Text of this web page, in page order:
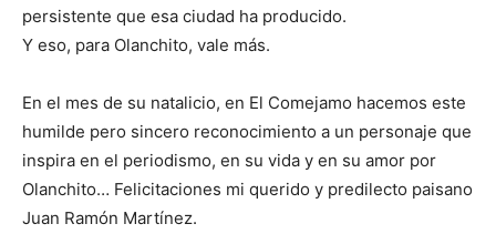
persistente que esa ciudad ha producido.
Y eso, para Olanchito, vale más.
En el mes de su natalicio, en El Comejamo hacemos este
humilde pero sincero reconocimiento a un personaje que
inspira en el periodismo, en su vida y en su amor por
Olanchito… Felicitaciones mi querido y predilecto paisano
Juan Ramón Martínez.